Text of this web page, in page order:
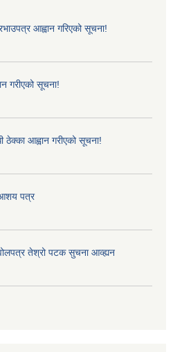
आह्वान गरिएको सूचना!
गरीएको सूचना!
ठेक्का आह्वान गरीएको सूचना!
आशय पत्र
तेश्रो पटक सुचना आव्ह्यन